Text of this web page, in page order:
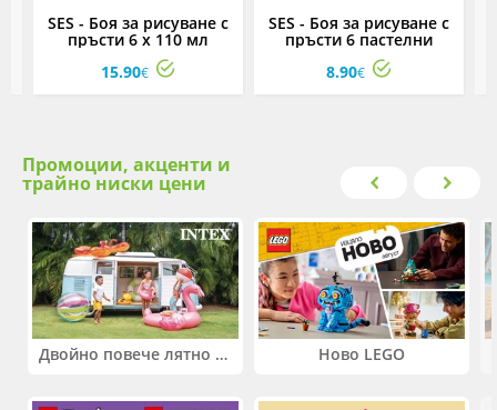
SES - Боя за рисуване с
пръсти 6 х 110 мл
15.90€
SES - Боя за рисуване с
пръсти 6 пастелни
цветове х 45 мл
8.90€
Промоции, акценти и
трайно ниски цени
Двойно повече лятно забавление! Купи 2 продукта INTEX и вземи -33% Ново LEGO